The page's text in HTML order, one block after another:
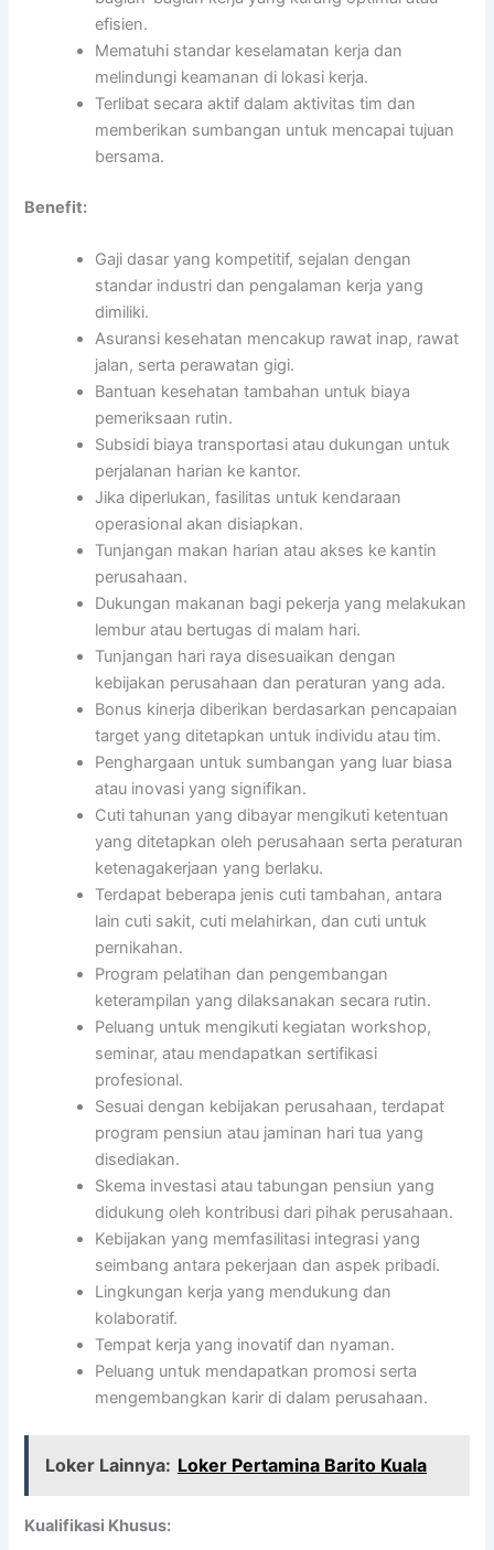
efisien.
Mematuhi standar keselamatan kerja dan
melindungi keamanan di lokasi kerja.
Terlibat secara aktif dalam aktivitas tim dan
memberikan sumbangan untuk mencapai tujuan
bersama.
Benefit:
Gaji dasar yang kompetitif, sejalan dengan
standar industri dan pengalaman kerja yang
dimiliki.
Asuransi kesehatan mencakup rawat inap, rawat
jalan, serta perawatan gigi.
Bantuan kesehatan tambahan untuk biaya
pemeriksaan rutin.
Subsidi biaya transportasi atau dukungan untuk
perjalanan harian ke kantor.
Jika diperlukan, fasilitas untuk kendaraan
operasional akan disiapkan.
Tunjangan makan harian atau akses ke kantin
perusahaan.
Dukungan makanan bagi pekerja yang melakukan
lembur atau bertugas di malam hari.
Tunjangan hari raya disesuaikan dengan
kebijakan perusahaan dan peraturan yang ada.
Bonus kinerja diberikan berdasarkan pencapaian
target yang ditetapkan untuk individu atau tim.
Penghargaan untuk sumbangan yang luar biasa
atau inovasi yang signifikan.
Cuti tahunan yang dibayar mengikuti ketentuan
yang ditetapkan oleh perusahaan serta peraturan
ketenagakerjaan yang berlaku.
Terdapat beberapa jenis cuti tambahan, antara
lain cuti sakit, cuti melahirkan, dan cuti untuk
pernikahan.
Program pelatihan dan pengembangan
keterampilan yang dilaksanakan secara rutin.
Peluang untuk mengikuti kegiatan workshop,
seminar, atau mendapatkan sertifikasi
profesional.
Sesuai dengan kebijakan perusahaan, terdapat
program pensiun atau jaminan hari tua yang
disediakan.
Skema investasi atau tabungan pensiun yang
didukung oleh kontribusi dari pihak perusahaan.
Kebijakan yang memfasilitasi integrasi yang
seimbang antara pekerjaan dan aspek pribadi.
Lingkungan kerja yang mendukung dan
kolaboratif.
Tempat kerja yang inovatif dan nyaman.
Peluang untuk mendapatkan promosi serta
mengembangkan karir di dalam perusahaan.
Loker Lainnya: Loker Pertamina Barito Kuala
Kualifikasi Khusus: